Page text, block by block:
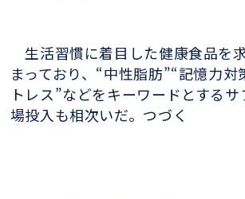
生活習慣に着目した健康食品を
まっており、“中性脂肪”“記憶力対
トレス”などをキーワードとする
場投入も相次いだ。つづく